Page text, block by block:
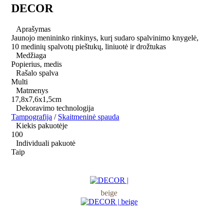
DECOR
Aprašymas
Jaunojo menininko rinkinys, kurį sudaro spalvinimo knygelė,
10 medinių spalvotų pieštukų, liniuotė ir drožtukas
Medžiaga
Popierius, medis
Rašalo spalva
Multi
Matmenys
17,8x7,6x1,5cm
Dekoravimo technologija
Tampografija / Skaitmeninė spauda
Kiekis pakuotėje
100
Individuali pakuotė
Taip
beige